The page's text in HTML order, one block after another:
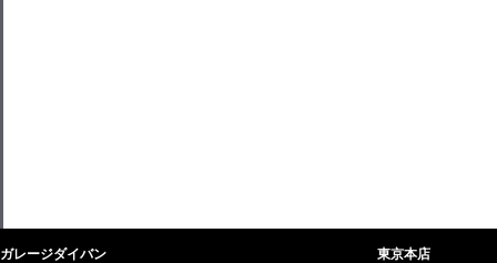
ガレージダイバン 東京本店